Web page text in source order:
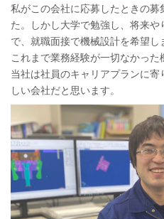
私がこの会社に応募したときの募
た。しかし大学で勉強し、将来
で、就職面接で機械設計を希望し
これまで業務経験が一切なかった
当社は社員のキャリアプランに
しい会社だと思います。